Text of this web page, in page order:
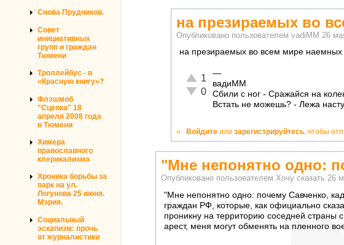
Снова Прудников.
Совет
инициативных
групп и граждан
Тюмени
Троллейбус - в
«Красную книгу»?
Флэшмоб
"Сцепка" 18
апреля 2008 года
в Тюмени
Химера
православного
клерикализма
Хроника борьбы за
парк на ул.
Логунова 25 июня.
Мэрия.
Социальный
эскапизм: прочь
от журналистики
на презираемых во
Опубликовано пользователем vadiMM 26
на презираемых во всем мире наемных
Отлично!
1
Неадекватно!
0
—
вадиММ
Сбили с ног - Сражайся на
Встать не можешь? - Лежа
» Войдите или зарегистрируйтесь, чтобы
"Мне непонятно одно:
Опубликовано пользователем Хочу сказать 26
"Мне непонятно одно: почему Савченко,
граждан РФ, которые, как официально
проникну на территорию соседней страны
арест, меня могут обменять на пленного